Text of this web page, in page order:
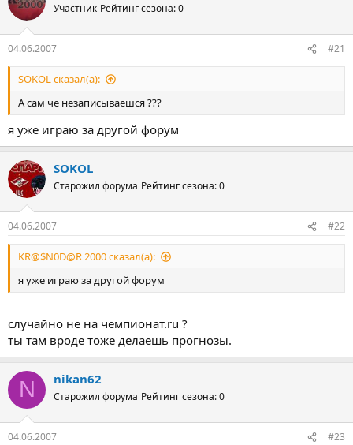
Участник Рейтинг сезона: 0
04.06.2007 #21
SOKOL сказал(а):
А сам че незаписываешся ???
я уже играю за другой форум
SOKOL
Старожил форума Рейтинг сезона: 0
04.06.2007 #22
KR@$N0D@R 2000 сказал(а):
я уже играю за другой форум
случайно не на чемпионат.ru ?
ты там вроде тоже делаешь прогнозы.
N nikan62
Старожил форума Рейтинг сезона: 0
04.06.2007 #23